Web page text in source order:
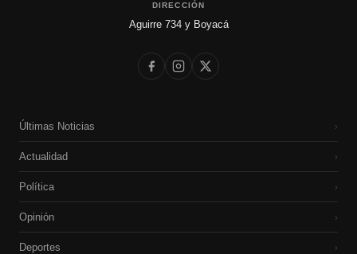
DIRECCIÓN
Aguirre 734 y Boyacá
Últimas Noticias ›
Actualidad ›
Política ›
Opinión ›
Deportes ›